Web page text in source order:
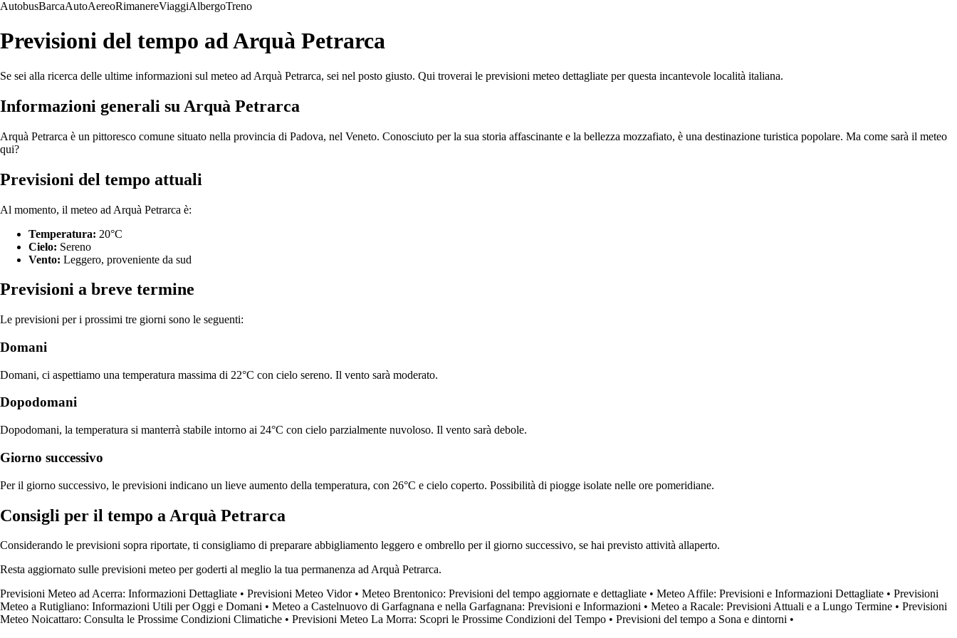
AutobusBarcaAutoAereoRimanereViaggiAlbergoTreno
Previsioni del tempo ad Arquà Petrarca
Se sei alla ricerca delle ultime informazioni sul meteo ad Arquà Petrarca, sei nel posto giusto. Qui troverai le previsioni meteo dettagliate per questa incantevole località italiana.
Informazioni generali su Arquà Petrarca
Arquà Petrarca è un pittoresco comune situato nella provincia di Padova, nel Veneto. Conosciuto per la sua storia affascinante e la bellezza mozzafiato, è una destinazione turistica popolare. Ma come sarà il meteo
qui?
Previsioni del tempo attuali
Al momento, il meteo ad Arquà Petrarca è:
Temperatura: 20°C
Cielo: Sereno
Vento: Leggero, proveniente da sud
Previsioni a breve termine
Le previsioni per i prossimi tre giorni sono le seguenti:
Domani
Domani, ci aspettiamo una temperatura massima di 22°C con cielo sereno. Il vento sarà moderato.
Dopodomani
Dopodomani, la temperatura si manterrà stabile intorno ai 24°C con cielo parzialmente nuvoloso. Il vento sarà debole.
Giorno successivo
Per il giorno successivo, le previsioni indicano un lieve aumento della temperatura, con 26°C e cielo coperto. Possibilità di piogge isolate nelle ore pomeridiane.
Consigli per il tempo a Arquà Petrarca
Considerando le previsioni sopra riportate, ti consigliamo di preparare abbigliamento leggero e ombrello per il giorno successivo, se hai previsto attività allaperto.
Resta aggiornato sulle previsioni meteo per goderti al meglio la tua permanenza ad Arquà Petrarca.
Previsioni Meteo ad Acerra: Informazioni Dettagliate • Previsioni Meteo Vidor• Meteo Brentonico: Previsioni del tempo aggiornate e dettagliate • Meteo Affile: Previsioni e Informazioni Dettagliate • Previsioni
Meteo a Rutigliano: Informazioni Utili per Oggi e Domani • Meteo a Castelnuovo di Garfagnana e nella Garfagnana: Previsioni e Informazioni • Meteo a Racale: Previsioni Attuali e a Lungo Termine • Previsioni
Meteo Noicattaro: Consulta le Prossime Condizioni Climatiche • Previsioni Meteo La Morra: Scopri le Prossime Condizioni del Tempo • Previsioni del tempo a Sona e dintorni •